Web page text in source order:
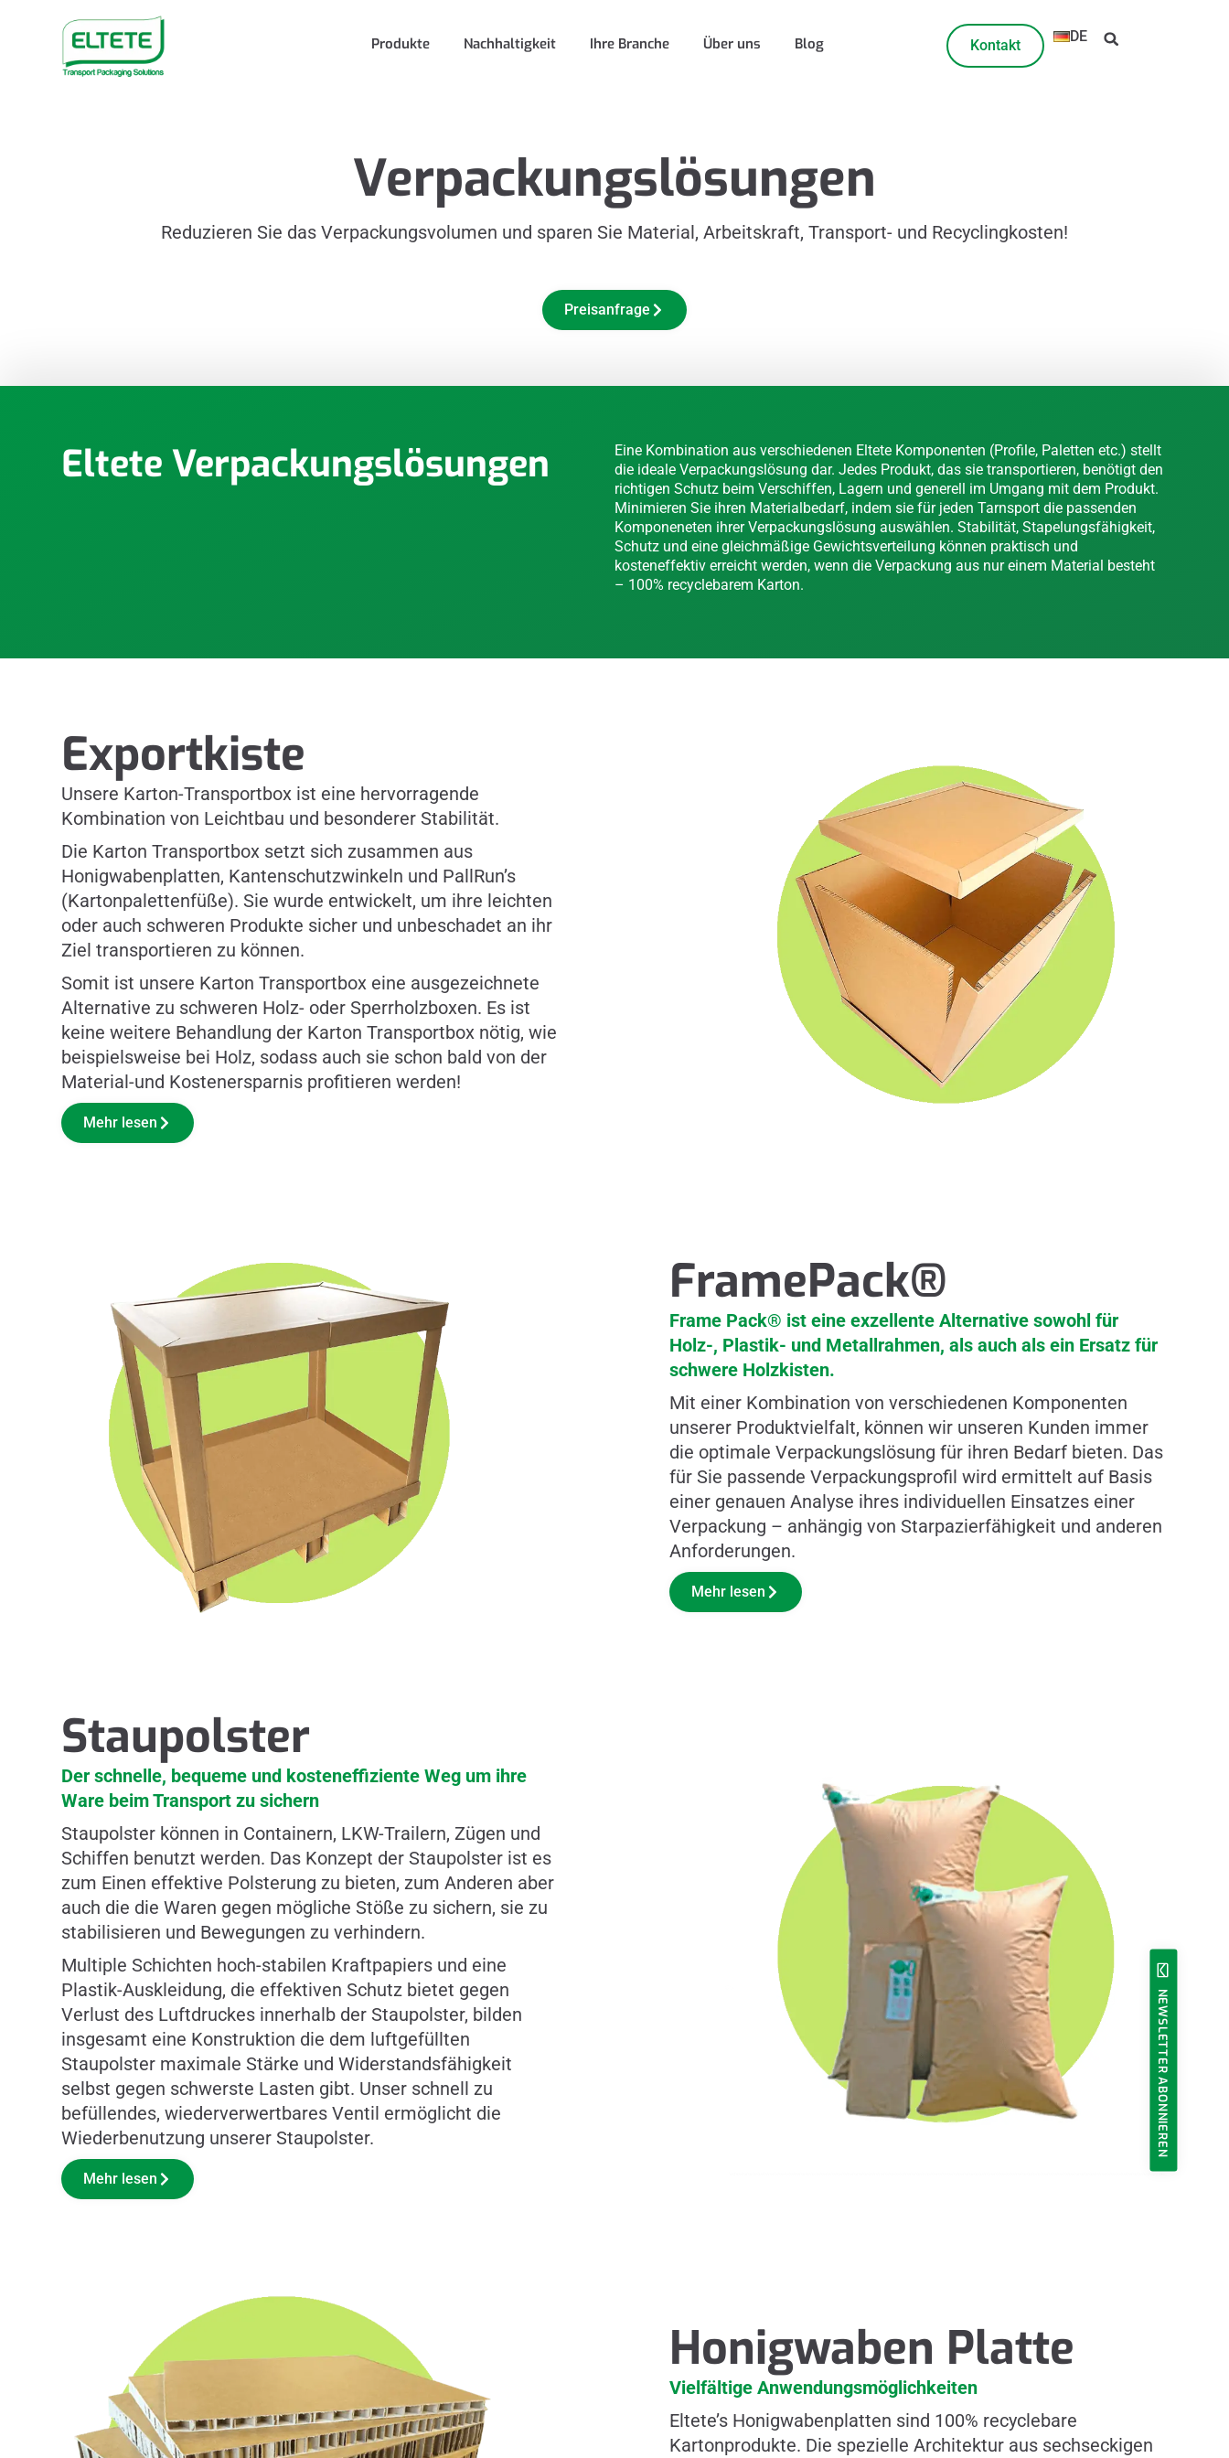
Produkte Nachhaltigkeit Ihre Branche Über uns Blog Kontakt
DE
Verpackungslösungen
Reduzieren Sie das Verpackungsvolumen und sparen Sie Material, Arbeitskraft, Transport- und Recyclingkosten!
Preisanfrage
Eltete Verpackungslösungen
Eine Kombination aus verschiedenen Eltete Komponenten (Profile, Paletten etc.) stellt
die ideale Verpackungslösung dar. Jedes Produkt, das sie transportieren, benötigt den
richtigen Schutz beim Verschiffen, Lagern und generell im Umgang mit dem Produkt.
Minimieren Sie ihren Materialbedarf, indem sie für jeden Tarnsport die passenden
Komponeneten ihrer Verpackungslösung auswählen. Stabilität, Stapelungsfähigkeit,
Schutz und eine gleichmäßige Gewichtsverteilung können praktisch und
kosteneffektiv erreicht werden, wenn die Verpackung aus nur einem Material besteht
– 100% recyclebarem Karton.
Exportkiste
Unsere Karton-Transportbox ist eine hervorragende
Kombination von Leichtbau und besonderer Stabilität.
Die Karton Transportbox setzt sich zusammen aus
Honigwabenplatten, Kantenschutzwinkeln und PallRun’s
(Kartonpalettenfüße). Sie wurde entwickelt, um ihre leichten
oder auch schweren Produkte sicher und unbeschadet an ihr
Ziel transportieren zu können.
Somit ist unsere Karton Transportbox eine ausgezeichnete
Alternative zu schweren Holz- oder Sperrholzboxen. Es ist
keine weitere Behandlung der Karton Transportbox nötig, wie
beispielsweise bei Holz, sodass auch sie schon bald von der
Material-und Kostenersparnis profitieren werden!
Mehr lesen
FramePack®
Frame Pack® ist eine exzellente Alternative sowohl für
Holz-, Plastik- und Metallrahmen, als auch als ein Ersatz für
schwere Holzkisten.
Mit einer Kombination von verschiedenen Komponenten
unserer Produktvielfalt, können wir unseren Kunden immer
die optimale Verpackungslösung für ihren Bedarf bieten. Das
für Sie passende Verpackungsprofil wird ermittelt auf Basis
einer genauen Analyse ihres individuellen Einsatzes einer
Verpackung – anhängig von Starpazierfähigkeit und anderen
Anforderungen.
Mehr lesen
Staupolster
Der schnelle, bequeme und kosteneffiziente Weg um ihre
Ware beim Transport zu sichern
Staupolster können in Containern, LKW-Trailern, Zügen und
Schiffen benutzt werden. Das Konzept der Staupolster ist es
zum Einen effektive Polsterung zu bieten, zum Anderen aber
auch die die Waren gegen mögliche Stöße zu sichern, sie zu
stabilisieren und Bewegungen zu verhindern.
Multiple Schichten hoch-stabilen Kraftpapiers und eine
Plastik-Auskleidung, die effektiven Schutz bietet gegen
Verlust des Luftdruckes innerhalb der Staupolster, bilden
insgesamt eine Konstruktion die dem luftgefüllten
Staupolster maximale Stärke und Widerstandsfähigkeit
selbst gegen schwerste Lasten gibt. Unser schnell zu
befüllendes, wiederverwertbares Ventil ermöglicht die
Wiederbenutzung unserer Staupolster.
Mehr lesen
Honigwaben Platte
Vielfältige Anwendungsmöglichkeiten
Eltete’s Honigwabenplatten sind 100% recyclebare
Kartonprodukte. Die spezielle Architektur aus sechseckigen
NEWSLETTER ABONNIEREN